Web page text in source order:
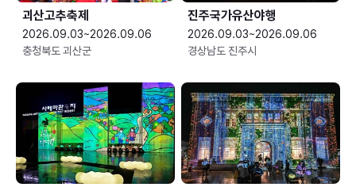
괴산고추축제
2026.09.03~2026.09.06
충청북도 괴산군
진주국가유산야행
2026.09.03~2026.09.06
경상남도 진주시